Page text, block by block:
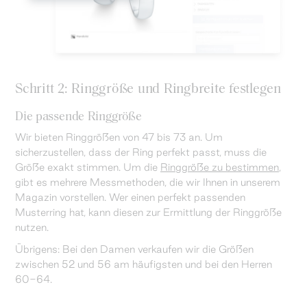
Schritt 2: Ringgröße und Ringbreite festlegen
Die passende Ringgröße
Wir bieten Ringgrößen von 47 bis 73 an. Um
sicherzustellen, dass der Ring perfekt passt, muss die
Größe exakt stimmen. Um die Ringgröße zu bestimmen
gibt es mehrere Messmethoden, die wir Ihnen in unserem
Magazin vorstellen. Wer einen perfekt passenden
Musterring hat, kann diesen zur Ermittlung der Ringgröße
nutzen.
Übrigens: Bei den Damen verkaufen wir die Größen
zwischen 52 und 56 am häufigsten und bei den Herren
60-64.